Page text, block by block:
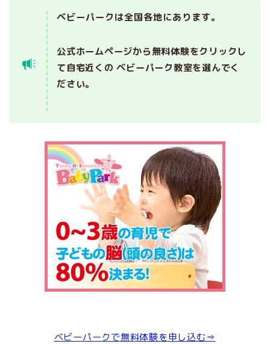
ベビーパークは全国各地にあります。
公式ホームページから無料体験をクリックし
て自宅近くの ベビーパーク教室を選んでく
ださい。
ベビーパークで無料体験を申し込む⇒